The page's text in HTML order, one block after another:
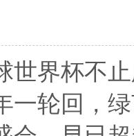
世界杯不
一轮回，